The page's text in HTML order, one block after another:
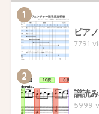
1
ピア
7791
2
譜読
5999